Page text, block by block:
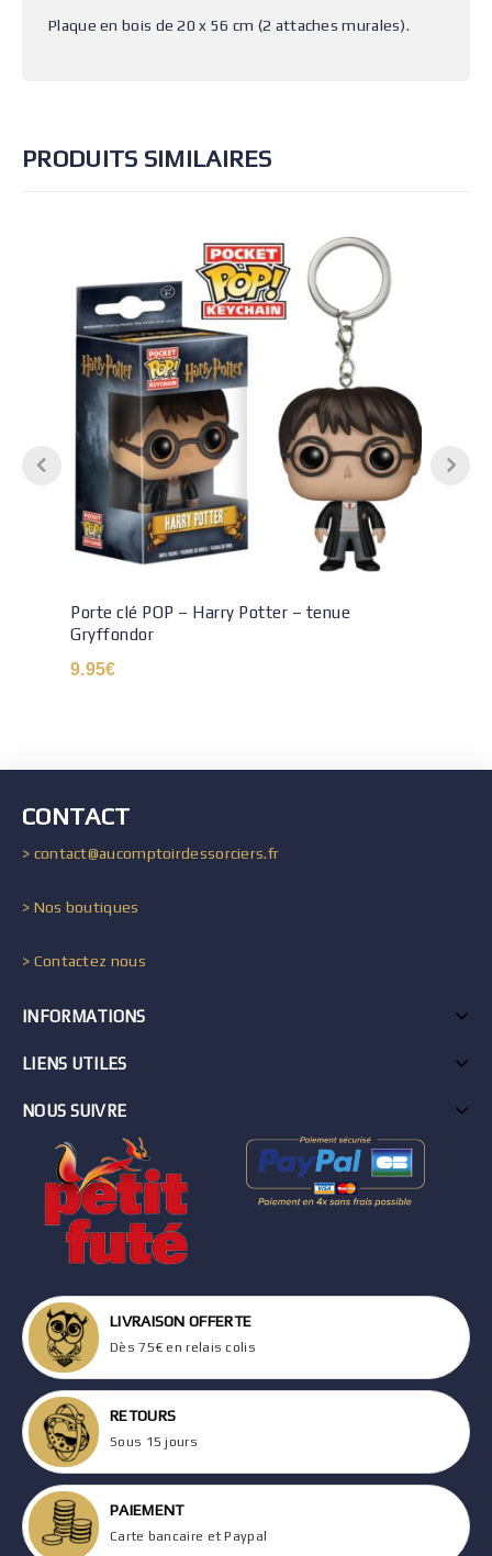
Plaque en bois de 20 x 56 cm (2 attaches murales).
PRODUITS SIMILAIRES
Porte clé POP – Harry Potter – tenue
Gryffondor
9.95€
CONTACT
> contact@aucomptoirdessorciers.fr
> Nos boutiques
> Contactez nous
INFORMATIONS
LIENS UTILES
NOUS SUIVRE
LIVRAISON OFFERTE
Dès 75€ en relais colis
RETOURS
Sous 15 jours
PAIEMENT
Carte bancaire et Paypal